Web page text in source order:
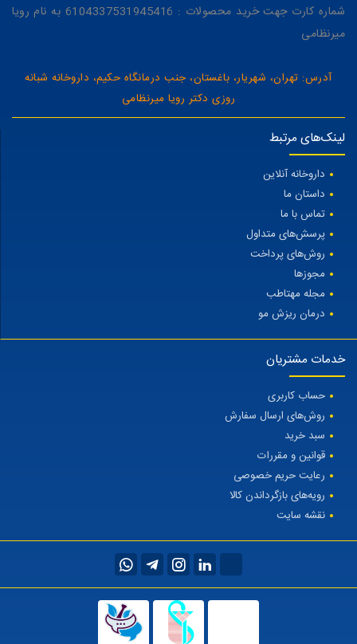
شماره کارت جهت خرید محصولات : 6104337531945416 به نام رویا
میرنظامی
آدرس: تهران، شهریار، باغستان، جنب درمانگاه حکیم، داروخانه شبانه
روزی دکتر رویا میرنظامی
لینک‌های مرتبط
داروخانه آنلاین
داستان ما
تماس با ما
پرسش‌های متداول
روش‌های پرداخت
مجوزها
مجله مهتاطب
درمان ریزش مو
خدمات مشتریان
حساب کاربری
روش‌های ارسال سفارش
سبد خرید
قوانین و مقررات
رعایت حریم خصوصی
رویه‌های بازگرداندن کالا
نقشه سایت